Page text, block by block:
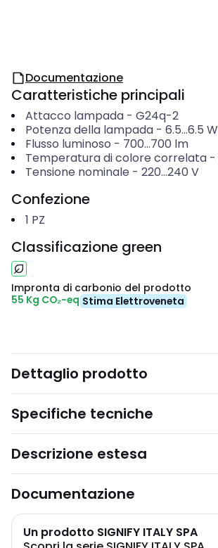
Documentazione
Caratteristiche principali
Attacco lampada- G24q-2
Potenza della lampada- 6.5...6.5 W
Flusso luminoso - 700...700 lm
Temperatura di colore correlata-
Tensione nominale - 220...240 V
Confezione
1 PZ
Classificazione green
Impronta di carbonio del prodotto
55 Kg CO₂-eq Stima Elettroveneta
Dettaglio prodotto
Specifiche tecniche
Descrizione estesa
Documentazione
Un prodotto SIGNIFY ITALY SPA